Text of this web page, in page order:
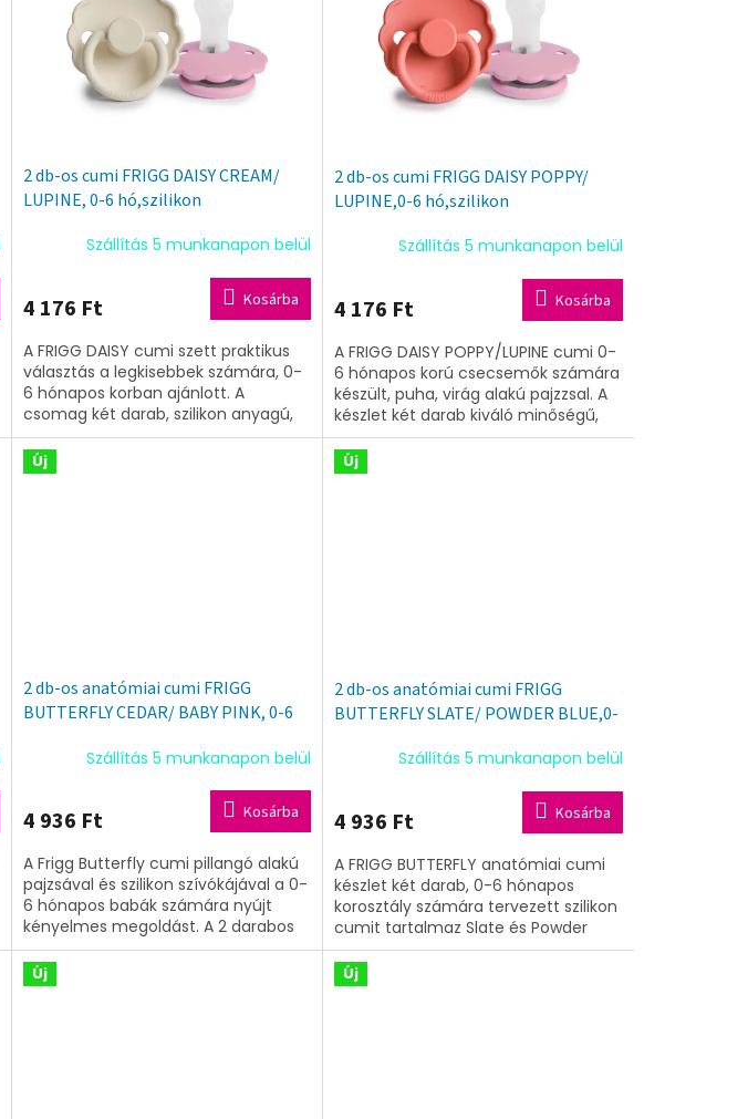
2 db-os cumi FRIGG DAISY CREAM/
LUPINE, 0-6 hó,szilikon
Szállítás 5 munkanapon belül
4 176 Ft Kosárba
A FRIGG DAISY cumi szett praktikus
választás a legkisebbek számára, 0-
6 hónapos korban ajánlott. A
csomag két darab, szilikon anyagú,
elegáns virágformájú játszócumit
tartalmaz...
2 db-os cumi FRIGG DAISY POPPY/
LUPINE,0-6 hó,szilikon
Szállítás 5 munkanapon belül
4 176 Ft Kosárba
A FRIGG DAISY POPPY/LUPINE cumi 0-
6 hónapos korú csecsemők számára
készült, puha, virág alakú pajzzsal. A
készlet két darab kiváló minőségű,
szilikon anyagú cumit tartalmaz.
Új
2 db-os anatómiai cumi FRIGG
BUTTERFLY CEDAR/ BABY PINK, 0-6
Szállítás 5 munkanapon belül
4 936 Ft Kosárba
A Frigg Butterfly cumi pillangó alakú
pajzsával és szilikon szívókájával a 0-
6 hónapos babák számára nyújt
kényelmes megoldást. A 2 darabos
szett pasztell színekben érhető el.
Új
2 db-os anatómiai cumi FRIGG
BUTTERFLY SLATE/ POWDER BLUE,0-
Szállítás 5 munkanapon belül
4 936 Ft Kosárba
A FRIGG BUTTERFLY anatómiai cumi
készlet két darab, 0-6 hónapos
korosztály számára tervezett szilikon
cumit tartalmaz Slate és Powder
Blue színekben. A pillangó formájú
pajzs...
Új Új